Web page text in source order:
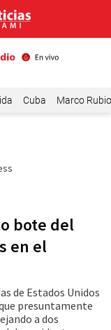
Cuba Marco Rubio
bote del
en el
de Estados Unidos
presuntamente
a dos